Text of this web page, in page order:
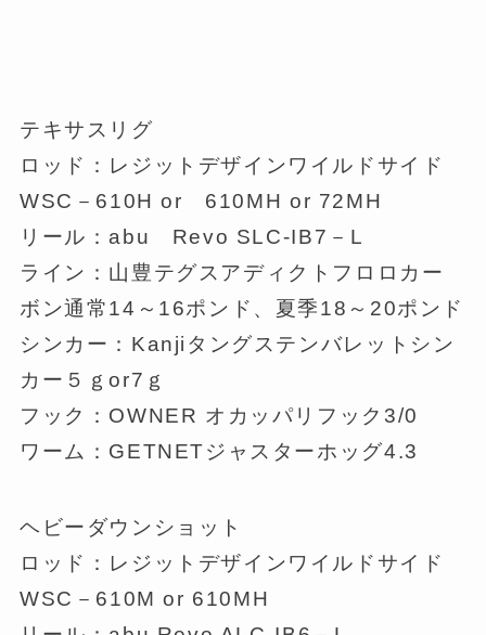
テキサスリグ
ロッド：レジットデザインワイルドサイド
WSC－610H or 610MH or 72MH
リール：abu Revo SLC-IB7－L
ライン：山豊テグスアディクトフロロカー
ボン通常14～16ポンド、夏季18～20ポンド
シンカー：Kanjiタングステンバレットシン
カー５ｇor7ｇ
フック：OWNER オカッパリフック3/0
ワーム：GETNETジャスターホッグ4.3
ヘビーダウンショット
ロッド：レジットデザインワイルドサイド
WSC－610M or 610MH